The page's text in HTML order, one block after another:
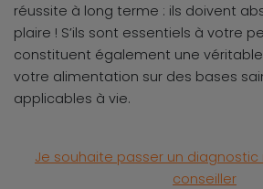
réussite à long terme : ils doivent
plaire ! S’ils sont essentiels à votre
constituent également une
votre alimentation sur des bases
applicables à vie.
Je souhaite passer un
conseiller